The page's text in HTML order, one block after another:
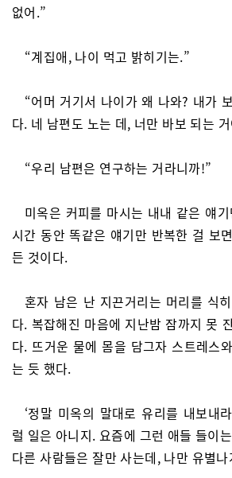
없어.”
“계집애, 나이 먹고 밝히기는.”
“어머 거기서 나이가 왜 나와? 내가
다. 네 남편도 노는 데, 너만 바보 되는
“우리 남편은 연구하는 거라니까!”
미옥은 커피를 마시는 내내 같은 얘
시간 동안 똑같은 얘기만 반복한 걸 보
든 것이다.
혼자 남은 난 지끈거리는 머리를 식
다. 복잡해진 마음에 지난밤 잠까지 못
다. 뜨거운 물에 몸을 담그자 스트레스
는 듯 했다.
‘정말 미옥의 말대로 유리를 내보내
럴 일은 아니지. 요즘에 그런 애들 들이
다른 사람들은 잘만 사는데, 나만 유별